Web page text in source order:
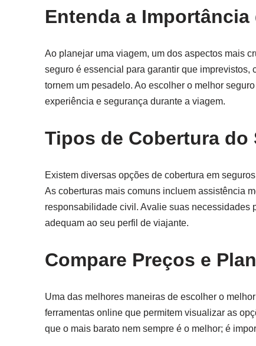
Entenda a
Ao planejar uma viagem, um dos aspectos mais
seguro é essencial para garantir que
tornem um pesadelo. Ao escolher o melhor
experiência e segurança durante a viagem.
Tipos de Cobertura do
Existem diversas opções de cobertura em
As coberturas mais comuns incluem assistência
responsabilidade civil. Avalie suas necessidades
adequam ao seu perfil de viajante.
Compare Preços e
Uma das melhores maneiras de escolher o
ferramentas online que permitem visualizar as
que o mais barato nem sempre é o melhor; é